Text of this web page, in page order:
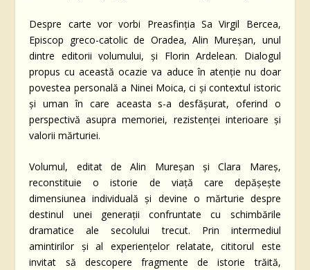
Despre carte vor vorbi Preasfinția Sa Virgil Bercea,
Episcop greco-catolic de Oradea, Alin Mureșan, unul
dintre editorii volumului, și Florin Ardelean. Dialogul
propus cu această ocazie va aduce în atenție nu doar
povestea personală a Ninei Moica, ci și contextul istoric
și uman în care aceasta s-a desfășurat, oferind o
perspectivă asupra memoriei, rezistenței interioare și
valorii mărturiei.
Volumul, editat de Alin Mureșan și Clara Mareș,
reconstituie o istorie de viață care depășește
dimensiunea individuală și devine o mărturie despre
destinul unei generații confruntate cu schimbările
dramatice ale secolului trecut. Prin intermediul
amintirilor și al experiențelor relatate, cititorul este
invitat să descopere fragmente de istorie trăită,